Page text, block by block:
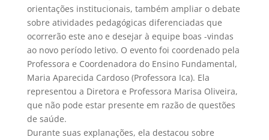
orientações institucionais, também ampliar o debate
sobre atividades pedagógicas diferenciadas que
ocorrerão este ano e desejar à equipe boas -vindas
ao novo período letivo. O evento foi coordenado pela
Professora e Coordenadora do Ensino Fundamental,
Maria Aparecida Cardoso (Professora Ica). Ela
representou a Diretora e Professora Marisa Oliveira,
que não pode estar presente em razão de questões
de saúde.
Durante suas explanações, ela destacou sobre